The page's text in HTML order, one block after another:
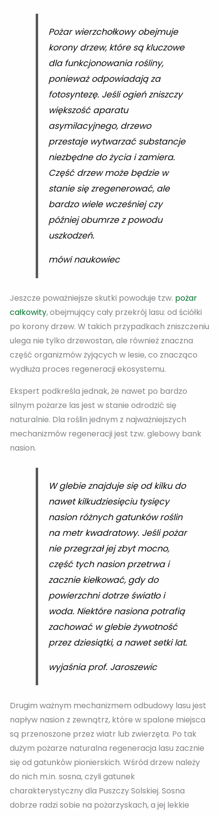
Pożar wierzchołkowy obejmuje
korony drzew, które są kluczowe
dla funkcjonowania rośliny,
ponieważ odpowiadają za
fotosyntezę. Jeśli ogień zniszczy
większość aparatu
asymilacyjnego, drzewo
przestaje wytwarzać substancje
niezbędne do życia i zamiera.
Część drzew może będzie w
stanie się zregenerować, ale
bardzo wiele wcześniej czy
później obumrze z powodu
uszkodzeń.
mówi naukowiec
Jeszcze poważniejsze skutki powoduje tzw. pożar
całkowity, obejmujący cały przekrój lasu: od ściółki
po korony drzew. W takich przypadkach zniszczeniu
ulega nie tylko drzewostan, ale również znaczna
część organizmów żyjących w lesie, co znacząco
wydłuża proces regeneracji ekosystemu.
Ekspert podkreśla jednak, że nawet po bardzo
silnym pożarze las jest w stanie odrodzić się
naturalnie. Dla roślin jednym z najważniejszych
mechanizmów regeneracji jest tzw. glebowy bank
nasion.
W glebie znajduje się od kilku do
nawet kilkudziesięciu tysięcy
nasion różnych gatunków roślin
na metr kwadratowy. Jeśli pożar
nie przegrzał jej zbyt mocno,
część tych nasion przetrwa i
zacznie kiełkować, gdy do
powierzchni dotrze światło i
woda. Niektóre nasiona potrafią
zachować w glebie żywotność
przez dziesiątki, a nawet setki lat.
wyjaśnia prof. Jaroszewic
Drugim ważnym mechanizmem odbudowy lasu jest
napływ nasion z zewnątrz, które w spalone miejsca
są przenoszone przez wiatr lub zwierzęta. Po tak
dużym pożarze naturalna regeneracja lasu zacznie
się od gatunków pionierskich. Wśród drzew należy
do nich m.in. sosna, czyli gatunek
charakterystyczny dla Puszczy Solskiej. Sosna
dobrze radzi sobie na pożarzyskach, a jej lekkie